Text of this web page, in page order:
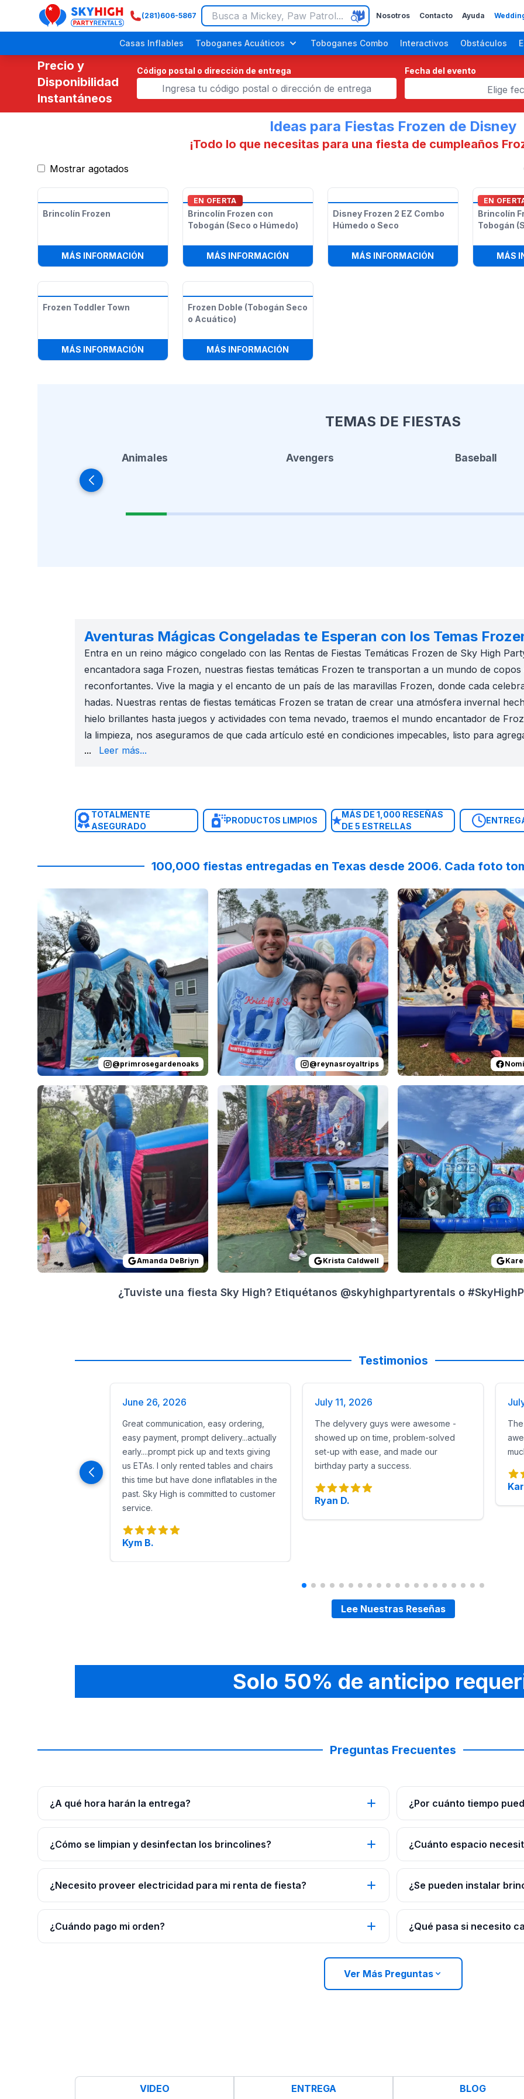
SkyHigh Logo
(281)606-5867 Nosotros Contacto Ayuda
Casas Inflables Toboganes Acuáticos Toboganes Combo Interactivos Obstáculos
Precio y
Disponibilidad
Instantáneos
Código postal o dirección de entrega Fecha del evento
Elige
Ideas para Fiestas Frozen de Disney
¡Todo lo que necesitas para una fiesta de cumpleaños
Mostrar agotados
Brincolín Frozen
MÁS INFORMACIÓN BRINCOLÍN FROZEN
EN OFERTA
Brincolín Frozen con
Tobogán (Seco o Húmedo)
MÁS INFORMACIÓN BRINCOLÍN FROZEN CON TOBOGÁN (SECO O HÚMEDO)
Disney Frozen 2 EZ Combo
Húmedo o Seco
MÁS INFORMACIÓN DISNEY FROZEN 2
EN
Brincolín
Tobogán
MÁS
Frozen Toddler Town
MÁS INFORMACIÓN FROZEN TODDLER TOWN
Frozen Doble (Tobogán Seco
o Acuático)
MÁS INFORMACIÓN
TEMAS DE FIESTAS
Animales Avengers Baseball
Aventuras Mágicas Congeladas te Esperan con los Temas
Entra en un reino mágico congelado con las Rentas de Fiestas Temáticas Frozen de Sky High
encantadora saga Frozen, nuestras fiestas temáticas Frozen te transportan a un mundo de
reconfortantes. Vive la magia y el encanto de un país de las maravillas Frozen, donde cada
hadas. Nuestras rentas de fiestas temáticas Frozen se tratan de crear una atmósfera invernal
hielo brillantes hasta juegos y actividades con tema nevado, traemos el mundo encantador de
la limpieza, nos aseguramos de que cada artículo esté en condiciones impecables, listo para
nuestra variedad de rentas temáticas. Ya sea una celebración de cumpleaños, una reunión
... Leer más...
TOTALMENTE
ASEGURADO
PRODUCTOS LIMPIOS
MÁS DE 1,000 RESEÑAS
DE 5 ESTRELLAS
100,000 fiestas entregadas en Texas desde 2006. Cada foto
Reviewed on primrosegardenoaks # Snack with Santa :santa: Thank you to everyone who
@primrosegardenoaks
Reviewed onInstagramby reynasroyaltrips:We had the best day
@reynasroyaltrips
Reviewed onFacebookby
Reviewed onGoogleReviewsbyAmanda DeBriyn Everything was a breeze to set up and use. They
Amanda DeBriyn
Reviewed onGoogleReviewsbyKrista Caldwell: Easy stress free
Krista Caldwell
Reviewed onGoogleReviews
¿Tuviste una fiesta Sky High? Etiquétanos @skyhighpartyrentals o
Testimonios
June 26, 2026
Great communication, easy ordering,
easy payment, prompt delivery...actually
early....prompt pick up and texts giving
us ETAs. I only rented tables and chairs
this time but have done inflatables in the
past. Sky High is committed to customer
service.
Kym B.
July 11, 2026
The delyvery guys were awesome -
showed up on time, problem-solved
set-up with ease, and made our
birthday party a success.
Ryan D.
Lee Nuestras Reseñas
Solo 50% de anticipo
Preguntas Frecuentes
¿A qué hora harán la entrega? ¿Por cuánto tiempo
¿Cómo se limpian y desinfectan los brincolines? ¿Cuánto espacio
¿Necesito proveer electricidad para mi renta de fiesta? ¿Se pueden instalar
¿Cuándo pago mi orden? ¿Qué pasa si necesito
Ver Más Preguntas
VIDEO ENTREGA BLOG